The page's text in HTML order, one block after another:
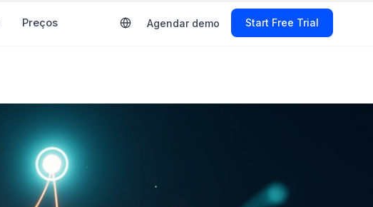
Preços Agendar demo Start Free Trial